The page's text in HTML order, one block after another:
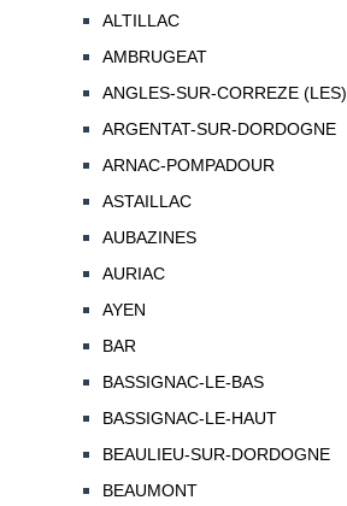
ALTILLAC
AMBRUGEAT
ANGLES-SUR-CORREZE (LES)
ARGENTAT-SUR-DORDOGNE
ARNAC-POMPADOUR
ASTAILLAC
AUBAZINES
AURIAC
AYEN
BAR
BASSIGNAC-LE-BAS
BASSIGNAC-LE-HAUT
BEAULIEU-SUR-DORDOGNE
BEAUMONT